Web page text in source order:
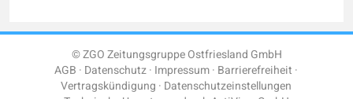
© ZGO Zeitungsgruppe Ostfriesland GmbH
AGB Datenschutz Impressum Barrierefreiheit
Vertragskündigung Datenschutzeinstellungen